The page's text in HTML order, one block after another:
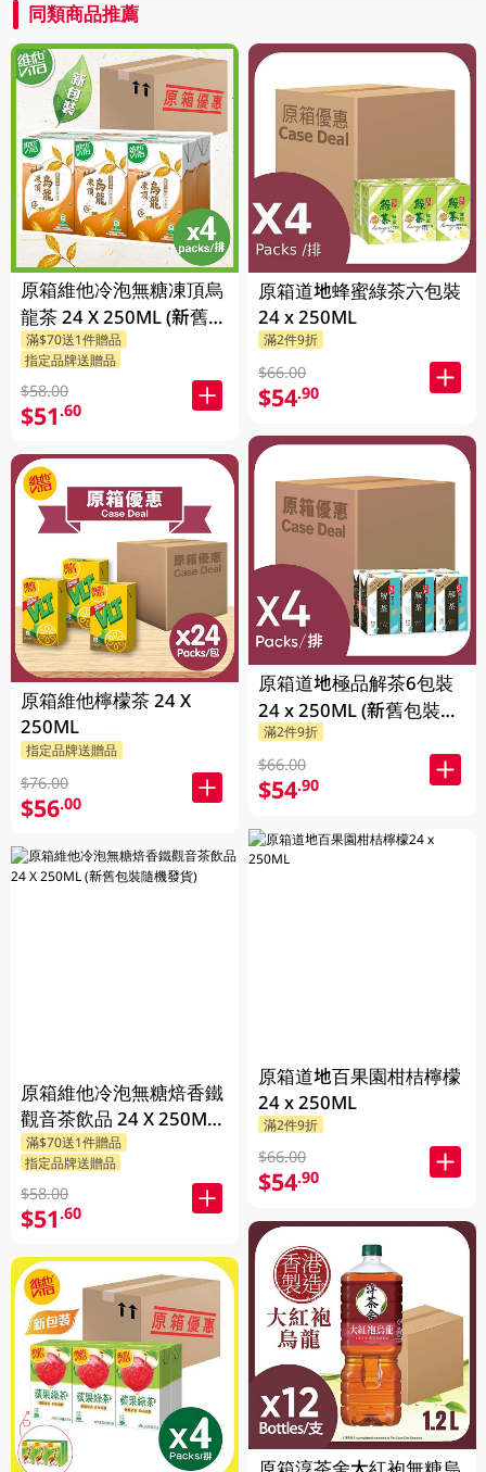
同類商品推薦
原箱維他冷泡無糖凍頂烏
龍茶 24 X 250ML (新舊包
裝隨機發貨)
滿$70送1件贈品
指定品牌送贈品
$58.00
$51.60
原箱維他檸檬茶 24 X
250ML
指定品牌送贈品
$76.00
$56.00
原箱維他冷泡無糖焙香鐵
觀音茶飲品 24 X 250ML
(新舊包裝隨機發貨)
滿$70送1件贈品
指定品牌送贈品
$58.00
$51.60
原箱道地蜂蜜綠茶六包裝
24 x 250ML
滿2件9折
$66.00
$54.90
原箱道地極品解茶6包裝
24 x 250ML (新舊包裝隨
機發貨)
滿2件9折
$66.00
$54.90
原箱道地百果園柑桔檸檬
24 x 250ML
滿2件9折
$66.00
$54.90